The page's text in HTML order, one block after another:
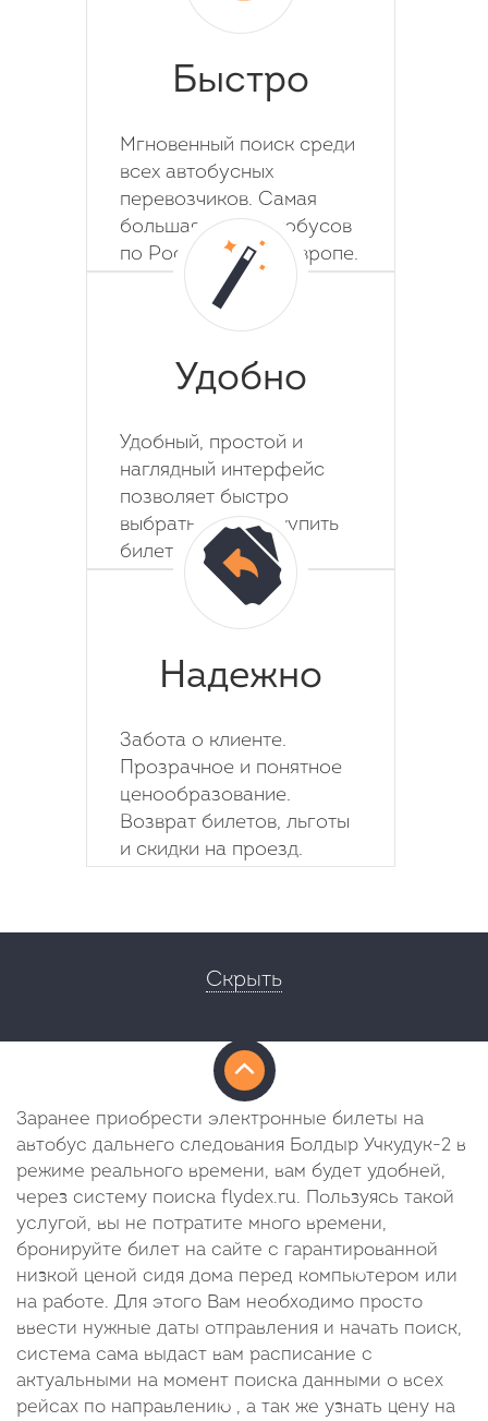
Быстро
Мгновенный поиск среди
всех автобусных
перевозчиков. Самая
большая база автобусов
по России, СНГ и Европе.
Удобно
Удобный, простой и
наглядный интерфейс
позволяет быстро
выбрать место и купить
билет на автобус.
Надежно
Забота о клиенте.
Прозрачное и понятное
ценообразование.
Возврат билетов, льготы
и скидки на проезд.
Скрыть
Заранее приобрести электронные билеты на
автобус дальнего следования Болдыр Учкудук-2 в
режиме реального времени, вам будет удобней,
через систему поиска flydex.ru. Пользуясь такой
услугой, вы не потратите много времени,
бронируйте билет на сайте с гарантированной
низкой ценой сидя дома перед компьютером или
на работе. Для этого Вам необходимо просто
ввести нужные даты отправления и начать поиск,
система сама выдаст вам расписание с
актуальными на момент поиска данными о всех
рейсах по направлению , а так же узнать цену на